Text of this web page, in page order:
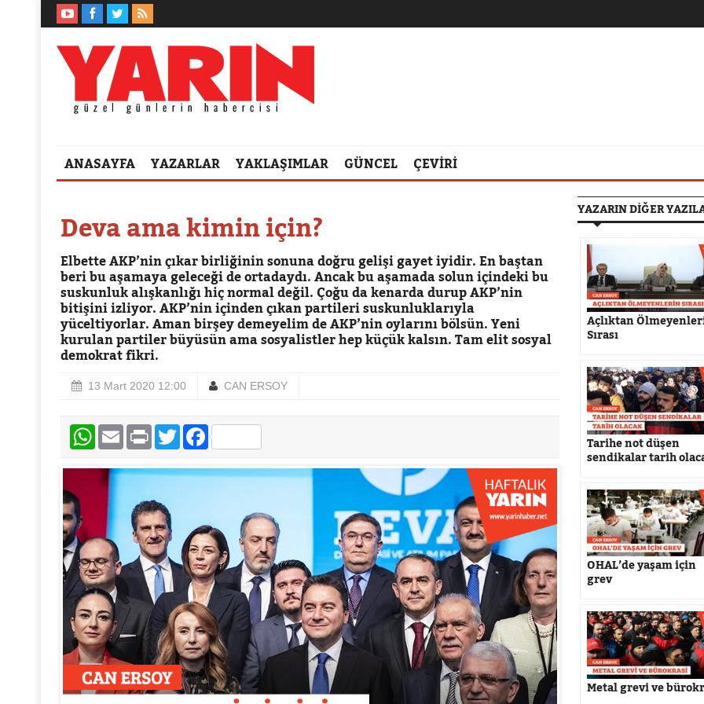
ANASAYFA YAZARLAR YAKLAŞIMLAR GÜNCEL ÇEVİRİ
Deva ama kimin için?
Elbette AKP’nin çıkar birliğinin sonuna doğru gelişi gayet iyidir. En baştan
beri bu aşamaya geleceği de ortadaydı. Ancak bu aşamada solun içindeki bu
suskunluk alışkanlığı hiç normal değil. Çoğu da kenarda durup AKP’nin
bitişini izliyor. AKP’nin içinden çıkan partileri suskunluklarıyla
yüceltiyorlar. Aman birşey demeyelim de AKP’nin oylarını bölsün. Yeni
kurulan partiler büyüsün ama sosyalistler hep küçük kalsın. Tam elit sosyal
demokrat fikri.
13 Mart 2020 12:00 CAN ERSOY
WhatsApp
EmailPrint TwitterFacebook
YAZARIN DİĞER
Açlıktan
Sırası
Tarihe not düşen
sendikalar tarih
OHAL’de yaşam için
grev
Metal grevi ve